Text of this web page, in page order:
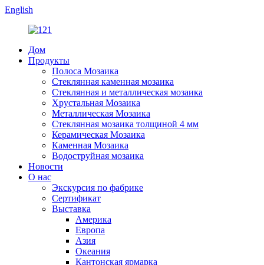
English
Дом
Продукты
Полоса Мозаика
Стеклянная каменная мозаика
Стеклянная и металлическая мозаика
Хрустальная Мозаика
Металлическая Мозаика
Стеклянная мозаика толщиной 4 мм
Керамическая Мозаика
Каменная Мозаика
Водоструйная мозаика
Новости
О нас
Экскурсия по фабрике
Сертификат
Выставка
Америка
Европа
Азия
Океания
Кантонская ярмарка